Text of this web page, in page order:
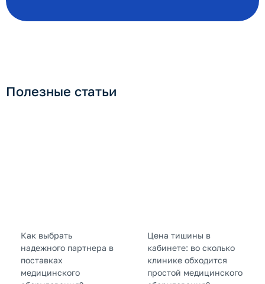
Полезные статьи
Как выбрать
надежного партнера в
поставках
медицинского
Цена тишины в
кабинете: во сколько
клинике обходится
простой медицинского